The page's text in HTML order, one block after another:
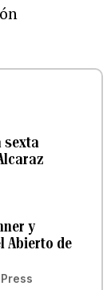
sexta
y
Abierto de